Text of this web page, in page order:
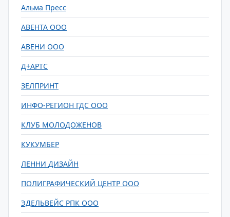
Альма Пресс
АВЕНТА ООО
АВЕНИ ООО
Д+АРТС
ЗЕЛПРИНТ
ИНФО-РЕГИОН ГДС ООО
КЛУБ МОЛОДОЖЕНОВ
КУКУМБЕР
ЛЕННИ ДИЗАЙН
ПОЛИГРАФИЧЕСКИЙ ЦЕНТР ООО
ЭДЕЛЬВЕЙС РПК ООО